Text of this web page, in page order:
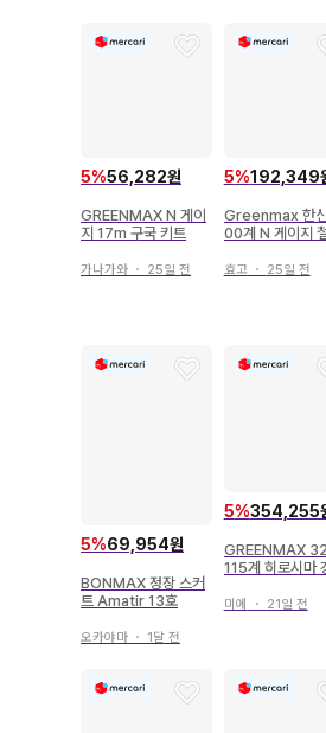
5%56,282원
GREENMAX N 게이
지 17m 구국 키트
가나가와 ・ 25일 전
5%192,349
Greenmax 한
00계 N 게이지
효고・ 25일 전
5%69,954원
BONMAX 정장 스커
트 Amatir 13호
오카야마 ・ 1달 전
5%354,255
GREENMAX
115계 히로시마
없음
미에 ・ 21일 전